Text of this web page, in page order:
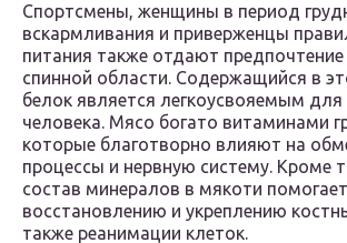
Спортсмены, женщины в период
вскармливания и приверженцы
питания также отдают
спинной области. Содержащийся в
белок является легкоусвояемым для
человека. Мясо богато витаминами
которые благотворно влияют на
процессы и нервную систему. Кроме
состав минералов в мякоти помогает
восстановлению и укреплению
также реанимации клеток.